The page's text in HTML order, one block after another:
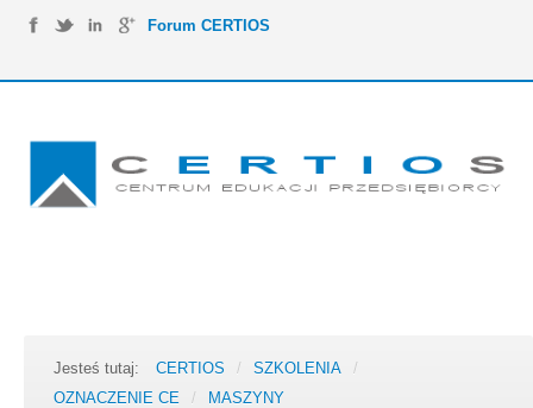
Forum CERTIOS
Jesteś tutaj: CERTIOS / SZKOLENIA
/
OZNACZENIE CE
/
MASZYNY